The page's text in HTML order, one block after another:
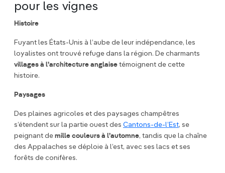
pour les vignes
Histoire
Fuyant les États-Unis à l’aube de leur indépendance, les
loyalistes ont trouvé refuge dans la région. De charmants
villages à l’architecture anglaise témoignent de cette
histoire.
Paysages
Des plaines agricoles et des paysages champêtres
s’étendent sur la partie ouest des Cantons-de-l’Est, se
peignant de mille couleurs à l’automne, tandis que la chaîne
des Appalaches se déploie à l’est, avec ses lacs et ses
forêts de conifères.